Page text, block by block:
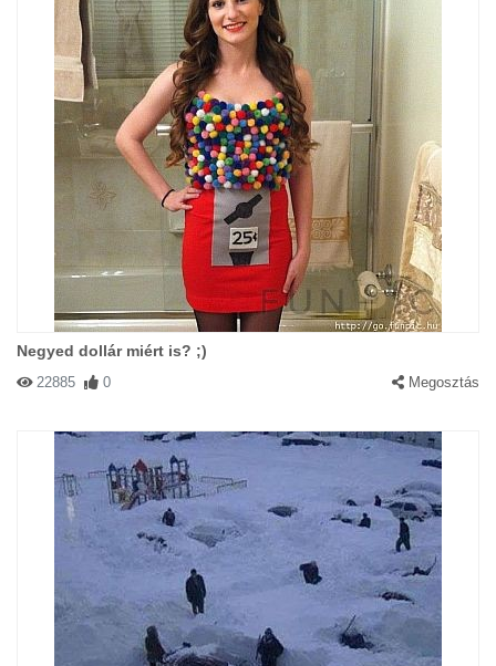
Negyed dollár miért is? ;)
22885 0 Megosztás